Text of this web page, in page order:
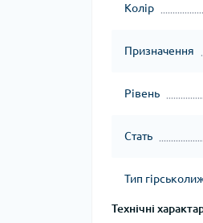
Колір
Призначення
Рівень
Стать
Тип
Технічні